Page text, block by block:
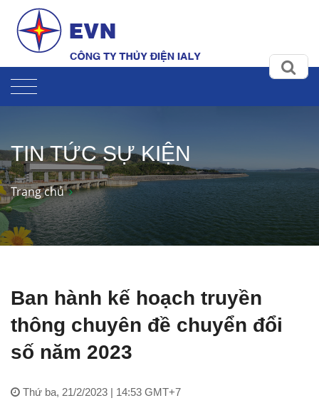
TIN TỨC SỰ KIỆN
Trang chủ
Ban hành kế hoạch truyền
thông chuyên đề chuyển đổi
số năm 2023
Thứ ba, 21/2/2023 | 14:53 GMT+7